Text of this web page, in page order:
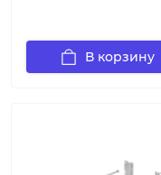
В корзину